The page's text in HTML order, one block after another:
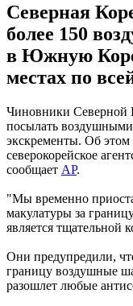
Северная
более 150
в Южную
местах по
Чиновники Северной
посылать
экскременты. Об этом
северокорейское
сообщает AP.
"Мы временно
макулатуры за
является тщательной
Они предупредили,
границу воздушные
разошлет любые